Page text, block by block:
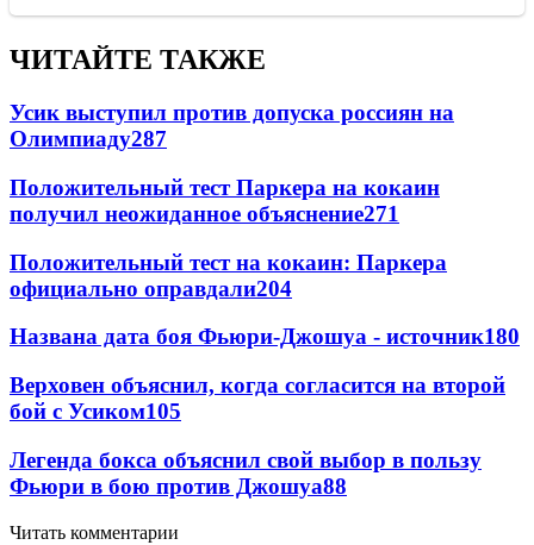
ЧИТАЙТЕ ТАКЖЕ
Усик выступил против допуска россиян на
Олимпиаду287
Положительный тест Паркера на кокаин
получил неожиданное объяснение271
Положительный тест на кокаин: Паркера
официально оправдали204
Названа дата боя Фьюри-Джошуа - источник180
Верховен объяснил, когда согласится на второй
бой с Усиком105
Легенда бокса объяснил свой выбор в пользу
Фьюри в бою против Джошуа88
Читать комментарии